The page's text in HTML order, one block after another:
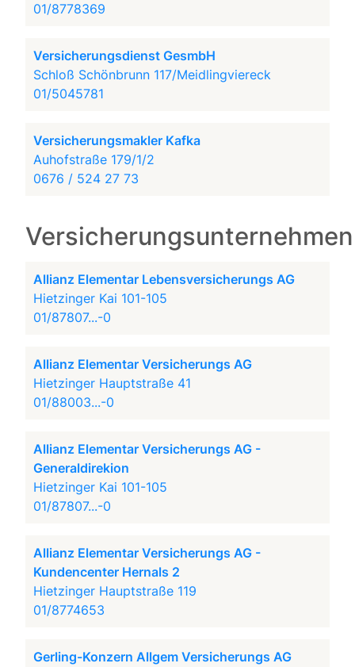
01/8778369
Versicherungsdienst GesmbH
Schloß Schönbrunn 117/Meidlingviereck
01/5045781
Versicherungsmakler Kafka
Auhofstraße 179/1/2
0676 / 524 27 73
Versicherungsunternehmen
Allianz Elementar Lebensversicherungs AG
Hietzinger Kai 101-105
01/87807...-0
Allianz Elementar Versicherungs AG
Hietzinger Hauptstraße 41
01/88003...-0
Allianz Elementar Versicherungs AG -
Generaldirekion
Hietzinger Kai 101-105
01/87807...-0
Allianz Elementar Versicherungs AG -
Kundencenter Hernals 2
Hietzinger Hauptstraße 119
01/8774653
Gerling-Konzern Allgem Versicherungs AG